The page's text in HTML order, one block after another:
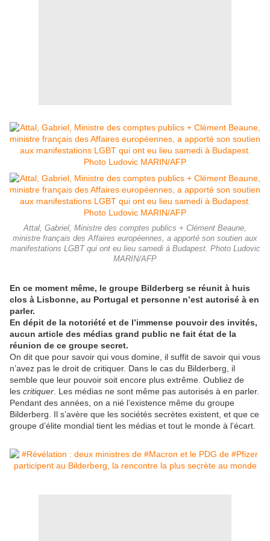
Attal, Gabriel, Ministre des comptes publics + Clément Beaune,
ministre français des Affaires européennes, a apporté son soutien aux
manifestations LGBT qui ont eu lieu samedi à Budapest. Photo Ludovic
MARIN/AFP
En ce moment même, le groupe Bilderberg se réunit à huis
clos à Lisbonne, au Portugal et personne n’est autorisé à en
parler.
En dépit de la notoriété et de l’immense pouvoir des invités,
aucun article des médias grand public ne fait état de la
réunion de ce groupe secret.
On dit que pour savoir qui vous domine, il suffit de savoir qui vous
n’avez pas le droit de critiquer. Dans le cas du Bilderberg, il
semble que leur pouvoir soit encore plus extrême. Oubliez de
les critiquer . Les médias ne sont même pas autorisés à en parler.
Pendant des années, on a nié l’existence même du groupe
Bilderberg. Il s’avère que les sociétés secrètes existent, et que ce
groupe d’élite mondial tient les médias et tout le monde à l’écart.